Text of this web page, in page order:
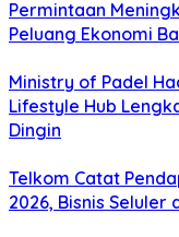
Permintaan
Peluang Ekonomi
Ministry of Padel
Lifestyle Hub
Dingin
Telkom Catat
2026, Bisnis